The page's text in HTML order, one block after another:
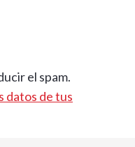
el spam.
datos de tus